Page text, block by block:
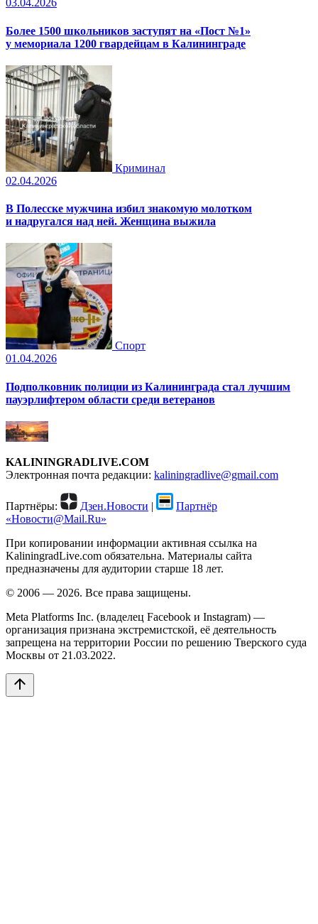
03.04.2026
Более 1500 школьников заступят на «Пост №1»
у мемориала 1200 гвардейцам в Калининграде
Криминал
02.04.2026
В Полесске мужчина избил знакомую молотком
и надругался над ней. Женщина выжила
Спорт
01.04.2026
Подполковник полиции из Калининграда стал лучшим
пауэрлифтером области среди ветеранов
KALININGRADLIVE.COM
Электронная почта редакции: kaliningradlive@gmail.com
Партнёры: Дзен.Новости |
Партнёр
«Новости@Mail.Ru»
При копировании информации активная ссылка на
KaliningradLive.com обязательна. Материалы сайта
предназначены для аудитории старше 18 лет.
© 2006 — 2026. Все права защищены.
Meta Platforms Inc. (владелец Facebook и Instagram) —
организация признана экстремистской, её деятельность
запрещена на территории России по решению Тверского суда
Москвы от 21.03.2022.
arrow_upward